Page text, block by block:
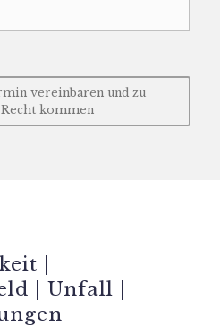
vereinbaren und zu
kommen
|
| Unfall |